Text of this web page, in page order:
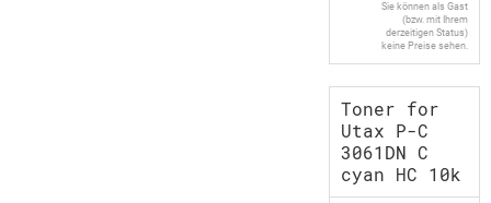
Sie können als Gast
(bzw. mit Ihrem
derzeitigen Status)
keine Preise sehen.
Toner for
Utax P-C
3061DN C
cyan HC 10k